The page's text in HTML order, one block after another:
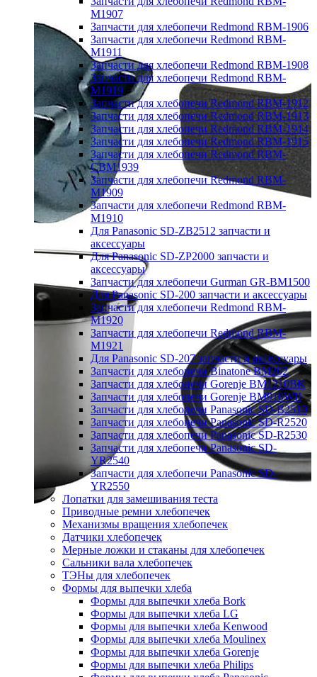
M1907
Запчасти для хлебопечи Redmond RBM-1906
Запчасти для хлебопечи Redmond RBM-
M1911
Запчасти для хлебопечи Redmond RBM-1908
Запчасти для хлебопечи Redmond RBM-
M1919
Запчасти для хлебопечи Redmond RBM-1912
Запчасти для хлебопечи Redmond RBM-1913
Запчасти для хлебопечи Redmond RBM-1914
Запчасти для хлебопечи Redmond RBM-1915
Запчасти для хлебопечи Redmond RBM-
CBM1939
Запчасти для хлебопечи Redmond RBM-
M1909
Запчасти для хлебопечи Redmond RBM-
M1910
Для Panasonic SD-ZB2512 запчасти и
аксессуары
Для Panasonic SD-ZP2000 запчасти и
аксессуары
Запчасти для хлебопечи Gurman GR-BM1500
Для Panasonic SD-200 запчасти и аксессуары
Запчасти для хлебопечи Redmond RBM-
M1920
Запчасти для хлебопечи Redmond RBM-
M1921
Для Panasonic SD-207 запчасти и аксессуары
Запчасти для хлебопечи Binatone BM202
Запчасти для хлебопечи Gorenje BM1210BK
Запчасти для хлебопечи Gorenje BM910WII
Запчасти для хлебопечи Panasonic SD-B2510
Запчасти для хлебопечи Panasonic SD-R2520
Запчасти для хлебопечи Panasonic SD-R2530
Запчасти для хлебопечи Panasonic SD-
YR2540
Запчасти для хлебопечи Panasonic SD-
YR2550
Лопатки для замешивания теста
Приводные ремни хлебопечек
Механизмы вращения хлебопечек
Датчики хлебопечек
Мерные ложки и стаканы для хлебопечек
Сальники вала хлебопечек
ТЭНы для хлебопечек
Формы для выпечки хлеба
Формы для выпечки хлеба Bork
Формы для выпечки хлеба LG
Формы для выпечки хлеба Kenwood
Формы для выпечки хлеба Moulinex
Формы для выпечки хлеба Gorenje
Формы для выпечки хлеба Philips